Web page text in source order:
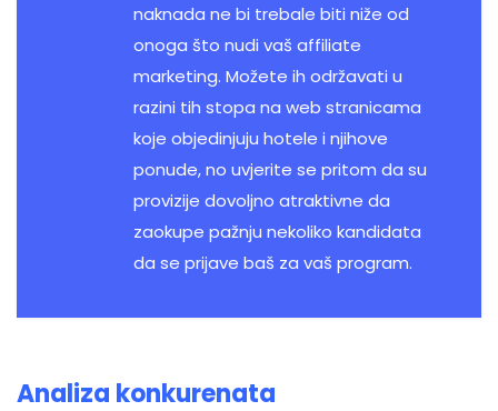
naknada ne bi trebale biti niže od
onoga što nudi vaš affiliate
marketing. Možete ih održavati u
razini tih stopa na web stranicama
koje objedinjuju hotele i njihove
ponude, no uvjerite se pritom da su
provizije dovoljno atraktivne da
zaokupe pažnju nekoliko kandidata
da se prijave baš za vaš program.
Analiza konkurenata